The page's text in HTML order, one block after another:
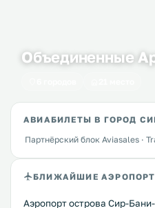
Объединенные
АВИАБИЛЕТЫ В ГОРОД
Партнёрский блок Aviasales ·
БЛИЖАЙШИЕ
Аэропорт острова Сир-